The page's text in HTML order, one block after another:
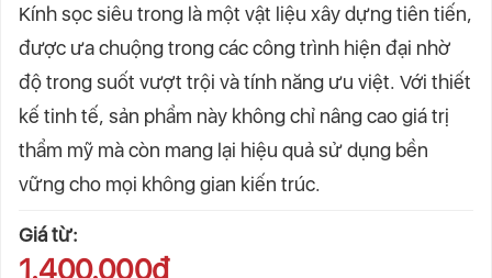
Kính sọc siêu trong là một vật liệu xây dựng tiên tiến,
được ưa chuộng trong các công trình hiện đại nhờ
độ trong suốt vượt trội và tính năng ưu việt. Với thiết
kế tinh tế, sản phẩm này không chỉ nâng cao giá trị
thẩm mỹ mà còn mang lại hiệu quả sử dụng bền
vững cho mọi không gian kiến trúc.
Giá từ:
1.400.000đ